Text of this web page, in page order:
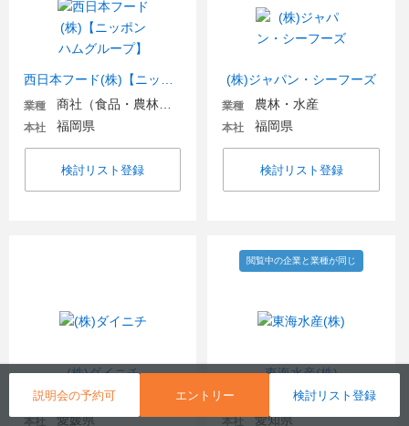
説明会の予約可 エントリー 検討リスト登録
業種
本社 福岡県
検討リスト登録
(株)ジャパン・シーフーズ
業種 農林・水産
本社 福岡県
検討リスト登録
(株)ダイニチ
業種 農林・水産
本社 愛媛県
東海水産(株)
閲覧中の企業と業種が同じ
業種 商社（食品・農林・水産）
本社 愛知県